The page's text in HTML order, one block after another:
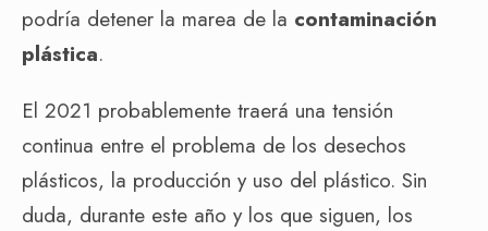
podría detener la marea de la contaminación
plástica.
El 2021 probablemente traerá una tensión
continua entre el problema de los desechos
plásticos, la producción y uso del plástico. Sin
duda, durante este año y los que siguen, los